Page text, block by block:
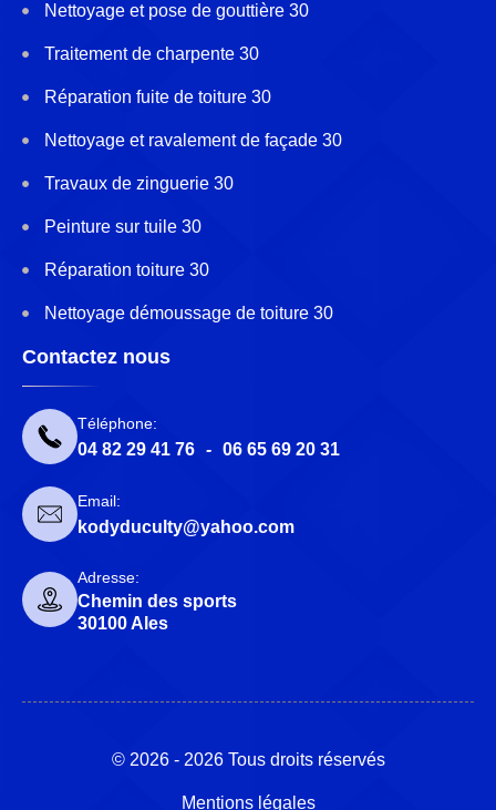
Nettoyage et pose de gouttière 30
Traitement de charpente 30
Réparation fuite de toiture 30
Nettoyage et ravalement de façade 30
Travaux de zinguerie 30
Peinture sur tuile 30
Réparation toiture 30
Nettoyage démoussage de toiture 30
Contactez nous
Téléphone:
04 82 29 41 76 - 06 65 69 20 31
Email:
kodyduculty@yahoo.com
Adresse:
Chemin des sports
30100 Ales
© 2026 - 2026 Tous droits réservés
Mentions légales